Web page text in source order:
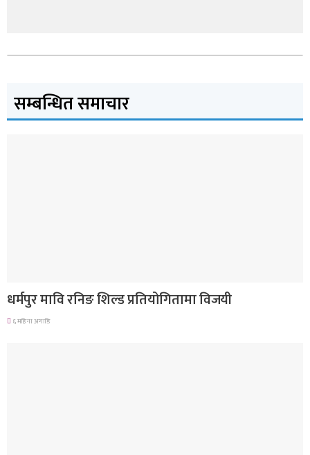
सम्बन्धित समाचार
धर्मपुर मावि रनिङ शिल्ड प्रतियोगितामा विजयी
६ महिना अगाडि